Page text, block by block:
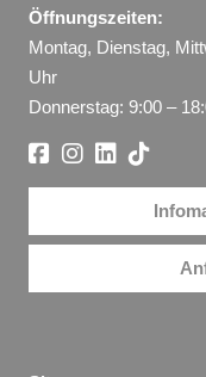
Öffnungszeiten:
Montag, Dienstag,
Uhr
Donnerstag: 9:00 –